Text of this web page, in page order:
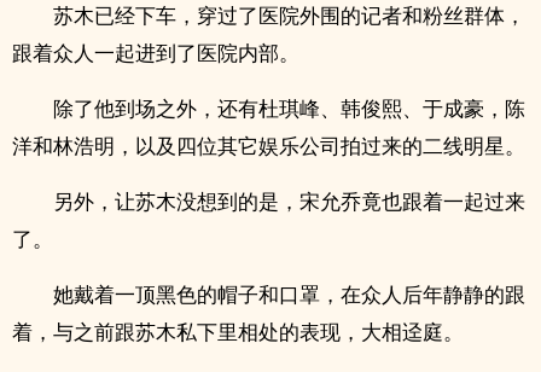
苏木已经下车，穿过了医院外围的记者和粉丝群体，
跟着众人一起进到了医院内部。
除了他到场之外，还有杜琪峰、韩俊熙、于成豪，陈
洋和林浩明，以及四位其它娱乐公司拍过来的二线明星。
另外，让苏木没想到的是，宋允乔竟也跟着一起过来
了。
她戴着一顶黑色的帽子和口罩，在众人后年静静的跟
着，与之前跟苏木私下里相处的表现，大相迳庭。